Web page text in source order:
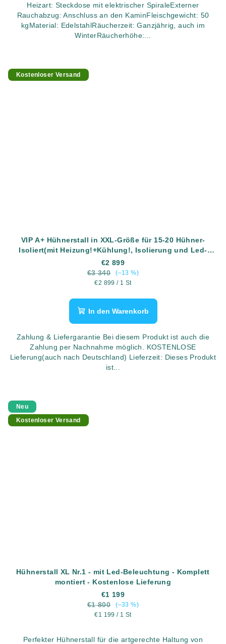
Heizart: Steckdose mit elektrischer SpiraleExterner
Rauchabzug: Anschluss an den KaminFleischgewicht: 50
kgMaterial: EdelstahlRäucherzeit: Ganzjährig, auch im
WinterRäucherhöhe:...
Kostenloser Versand
VIP A+ Hühnerstall in XXL-Größe für 15-20 Hühner-
Isoliert(mit Heizung!+Kühlung!, Isolierung und Led-
Beleuchtung) - Komplett montiert - Kostenlose Lieferung
€2 899
€3 340
(–13 %)
Verkaufspreis:
€2 899 / 1 St
In den Warenkorb
Zahlung & Liefergarantie Bei diesem Produkt ist auch die
Zahlung per Nachnahme möglich. KOSTENLOSE
Lieferung(auch nach Deutschland) Lieferzeit: Dieses Produkt
ist...
Neu
Kostenloser Versand
Hühnerstall XL Nr.1 - mit Led-Beleuchtung - Komplett
montiert - Kostenlose Lieferung
€1 199
€1 800
(–33 %)
Verkaufspreis:
€1 199 / 1 St
Perfekter Hühnerstall für die artgerechte Haltung von